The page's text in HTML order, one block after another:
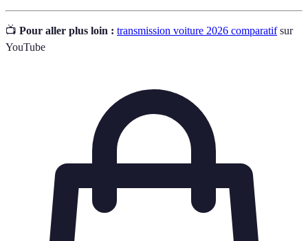
📺 Pour aller plus loin : transmission voiture 2026 comparatifsur
YouTube